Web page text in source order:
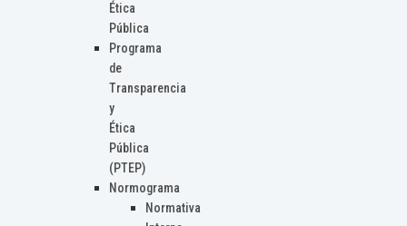
Ética
Pública
Programa
de
Transparencia
y
Ética
Pública
(PTEP)
Normograma
Normativa